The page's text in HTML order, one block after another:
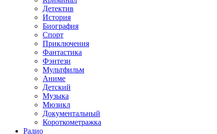
Детектив
История
Биография
Спорт
Приключения
Фантастика
Фэнтези
Мультфильм
Аниме
Детский
Музыка
Мюзикл
Документальный
Короткометражка
Радио